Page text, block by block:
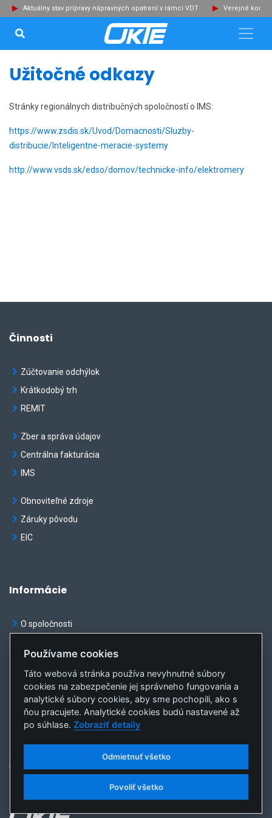
Aktuálny stav prípravy nápravných opatrení v rámci VDT Verejné
Užitočné odkazy
Stránky regionálnych distribučných spoločností o IMS:
https://www.zsdis.sk/Uvod/Domacnosti/Sluzby-
distribucie/Inteligentne-meracie-systemy
http://www.vsds.sk/edso/domov/technicke-info/elektromery
Činnosti
Zúčtovanie odchýlok
Krátkodobý trh
REMIT
Zber a správa údajov
Centrálna fakturácia
IMS
Obnoviteľné zdroje
Záruky pôvodu
EIC
Informácie
O spoločnosti
Oznamy
Ochrana osobných údajov
Nastavenia cookies
© OKTE, a.s. Všetky práva vyhradené
Vytvorilasféra, a.s.
Používame cookies
Táto webová stránka používa nevyhnutné súbory
cookies na zabezpečenie jej správneho fungovania a
analytické súbory cookies, aby sme pochopili, ako s
ňou pracujete. Analytické cookies budú nastavené až
po súhlase.Zobraziť detaily
Odmietnuť všetko
Povoliť všetko